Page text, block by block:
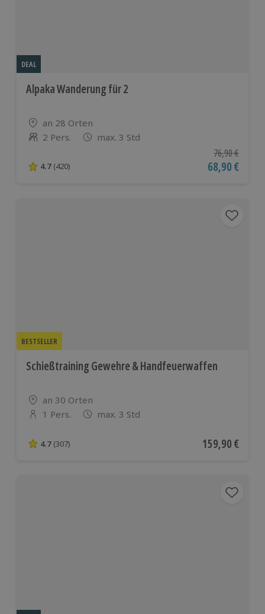
DEAL
Alpaka Wanderung für 2
Standort
an 28 Orten
Anzahl der Teilnehmer
2 Pers. max. 3 Std
4.7 von 5 Sternen basierend auf 420 Bewertungen
4.7 (420)
76,90 €
Aktueller
68,90 €
BESTSELLER
Schießtraining Gewehre & Handfeuerwaffen
Standort
an 30 Orten
Anzahl der Teilnehmer
1 Pers. max. 3 Std
4.7 von 5 Sternen basierend auf 307 Bewertungen
4.7 (307) Aktueller Preis
159,90 €